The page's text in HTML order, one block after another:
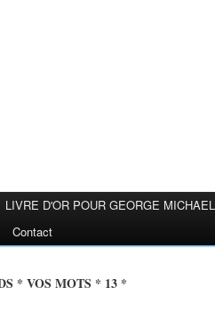
LIVRE D'OR POUR GEORGE MICHAEL
Contact
* VOS MOTS * 13 *